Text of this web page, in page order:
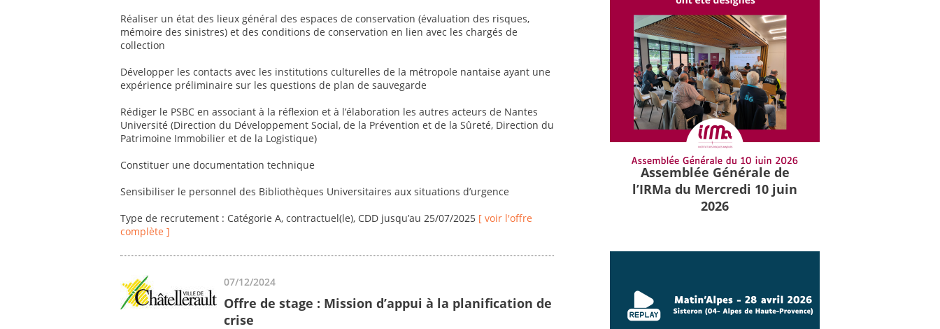
Réaliser un état des lieux général des espaces de conservation (évaluation des risques,
mémoire des sinistres) et des conditions de conservation en lien avec les chargés de
collection
Développer les contacts avec les institutions culturelles de la métropole nantaise ayant une
expérience préliminaire sur les questions de plan de sauvegarde
Rédiger le PSBC en associant à la réflexion et à l’élaboration les autres acteurs de Nantes
Université (Direction du Développement Social, de la Prévention et de la Sûreté, Direction du
Patrimoine Immobilier et de la Logistique)
Constituer une documentation technique
Sensibiliser le personnel des Bibliothèques Universitaires aux situations d’urgence
Type de recrutement : Catégorie A, contractuel(le), CDD jusqu’au 25/07/2025 [ voir l'offre
complète ]
07/12/2024
Offre de stage : Mission d’appui à la planification de
crise
Assemblée Générale de
l’IRMa du Mercredi 10 juin
2026